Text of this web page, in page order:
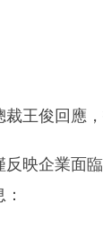
王俊回應
反映企業面